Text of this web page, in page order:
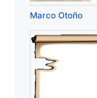
Marco Otoño